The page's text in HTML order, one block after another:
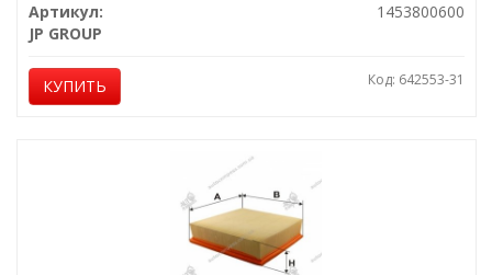
Артикул:
1453800600
JP GROUP
КУПИТЬ Код: 642553-31